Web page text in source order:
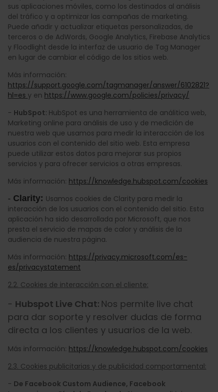
sus aplicaciones móviles, como los destinados al análisis
del tráfico y a optimizar las campañas de marketing.
Puede añadir y actualizar etiquetas personalizadas, de
terceros o de AdWords, Google Analytics, Firebase Analytics
y Floodlight desde la interfaz de usuario de Tag Manager
en lugar de cambiar el código de los sitios web.
Más información:
https://support.google.com/tagmanager/answer/6102821?
hl=es y en https://www.google.com/policies/privacy/
- HubSpot: HubSpot es una herramienta de análitica web,
Marketing online para análisis de uso y de medición de
nuestra web que usamos para medir la interacción de los
usuarios con el contenido del sitio web. Esta empresa
puede utilizar estos datos para mejorar sus propios
servicios y para ofrecer servicios a otras empresas.​
Más información: https://knowledge.hubspot.com/cookies
- Clarity: Usamos cookies de Clarity para medir la
interacción de los usuarios con el contenido del sitio. Esta
aplicación ha sido desarrollada por Microsoft, que nos
presta el servicio de mapas de calor y análisis de la
audiencia de nuestra página.
Más información: https://privacy.microsoft.com/es-
es/privacystatement
2.2. Cookies de interacción con el cliente:
- Hubspot Live Chat: Nos permite live chat
para dar soporte y resolver dudas de forma
directa a los clientes y usuarios de la web.
Más información: https://knowledge.hubspot.com/cookies
2.3. Cookies publicitarias y de publicidad comportamental:
- De Facebook Custom Audience, Facebook